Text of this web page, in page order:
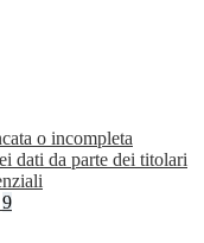
o incompleta
dati da parte dei titolari
9